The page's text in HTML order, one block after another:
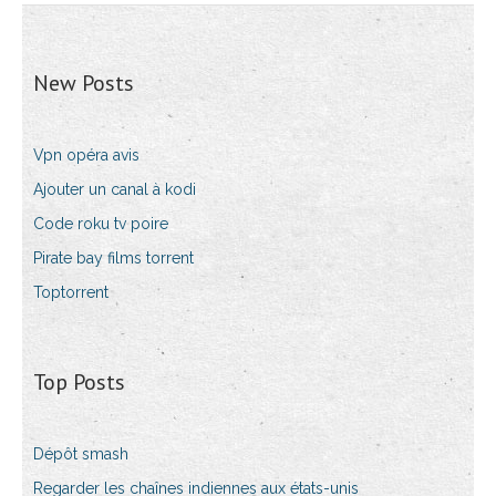
New Posts
Vpn opéra avis
Ajouter un canal à kodi
Code roku tv poire
Pirate bay films torrent
Toptorrent
Top Posts
Dépôt smash
Regarder les chaînes indiennes aux états-unis